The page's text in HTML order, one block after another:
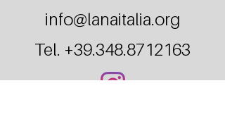
info@lanaitalia.org
Tel. +39.348.8712163